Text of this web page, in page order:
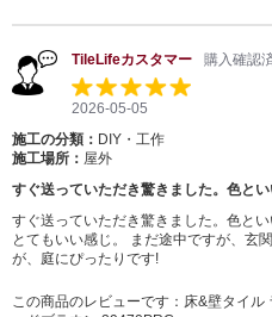
TileLifeカスタマー 購入確認
2026-05-05
施工の分類： DIY・工作
施工場所： 屋外
すぐ送っていただき驚きました。色と
すぐ送っていただき驚きました。色と
とてもいい感じ。 まだ途中ですが、玄
が、庭にぴったりです!
この商品のレビューです： 床&壁タイル